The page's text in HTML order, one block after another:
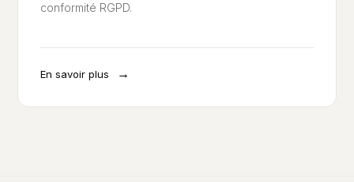
conformité RGPD.
En savoir plus →